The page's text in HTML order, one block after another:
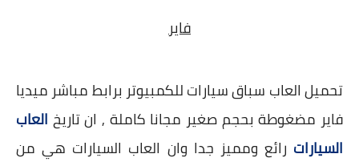
فاير
تحميل العاب سباق سيارات للكمبيوتر برابط مباشر ميديا
فاير مضغوطة بحجم صغير مجانا كاملة , ان تاريخ العاب
السيارات رائع ومميز جدا وان العاب السيارات هي من